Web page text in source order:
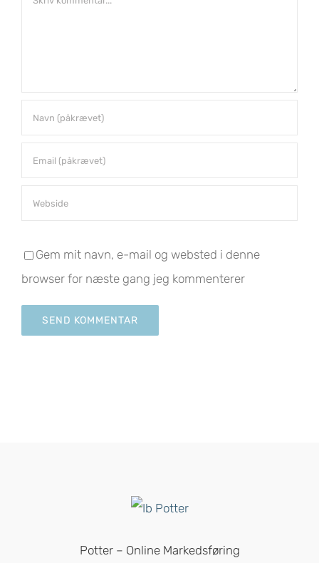
Gem mit navn, e-mail og websted i denne
browser for næste gang jeg kommenterer
Potter – Online Markedsføring